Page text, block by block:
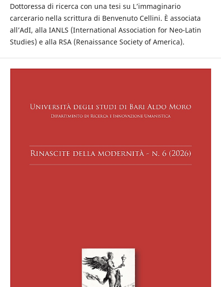
Dottoressa di ricerca con una tesi su L’immaginario
carcerario nella scrittura di Benvenuto Cellini. È associata
all’AdI, alla IANLS (International Association for Neo-Latin
Studies) e alla RSA (Renaissance Society of America).